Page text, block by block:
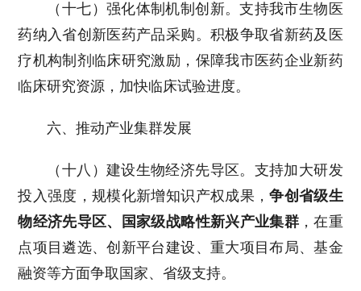
（十七）强化体制机制创新。支持我市生物医
药纳入省创新医药产品采购。积极争取省新药及医
疗机构制剂临床研究激励，保障我市医药企业新药
临床研究资源，加快临床试验进度。
六、推动产业集群发展
（十八）建设生物经济先导区。支持加大研发
投入强度，规模化新增知识产权成果，争创省级生
物经济先导区、国家级战略性新兴产业集群，在重
点项目遴选、创新平台建设、重大项目布局、基金
融资等方面争取国家、省级支持。